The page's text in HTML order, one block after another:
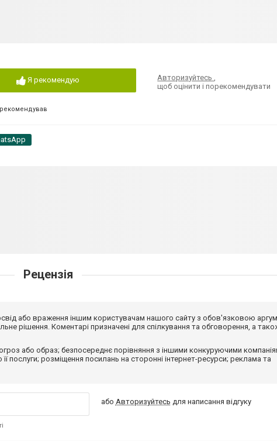
Я рекомендую Авторизуйтесь,
щоб оцінити і порекомендувати
Рецензія
або враження іншим користувачам нашого сайту з обов'язковою
рішення. Коментарі призначені для спілкування та обговорення, а
або образ; безпосереднє порівняння з іншими конкуруючими
послуги; розміщення посилань на сторонні інтернет-ресурси; реклама та
або Авторизуйтесь для написання відгуку